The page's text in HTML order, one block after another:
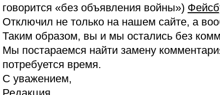
говорится «без объявления войны»)
Отключил не только на нашем сайте, а
Таким образом, вы и мы остались без
Мы постараемся найти замену
потребуется время.
С уважением,